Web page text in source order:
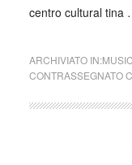
centro cultural tina
ARCHIVIATO IN:
CONTRASSEGNATO